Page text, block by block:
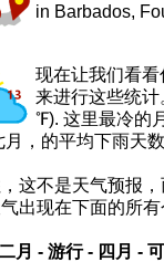
in Barbados,
现在让我们看
来进行这些统
℉). 这里最冷的
月，的平均下雨天
这不是天气预报
出现在下面的所有
月 - 游行- 四月 - 可